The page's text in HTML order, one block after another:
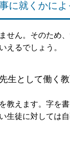
に就くかによ
せん。そのため
えるでしょう。
生として働く
教えます。字を
生徒に対しては